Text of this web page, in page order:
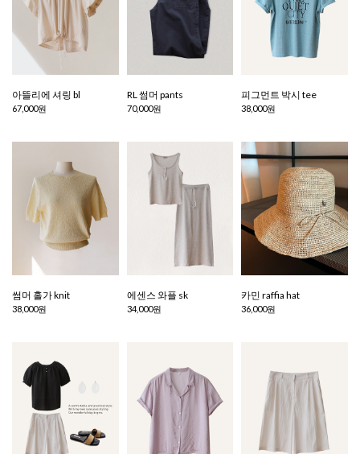
아뜰리에 셔링 bl
67,000원
RL 썸머 pants
70,000원
피그먼트 박시 tee
38,000원
썸머 홀가 knit
38,000원
에센스 와플 sk
34,000원
카민 raffia hat
36,000원